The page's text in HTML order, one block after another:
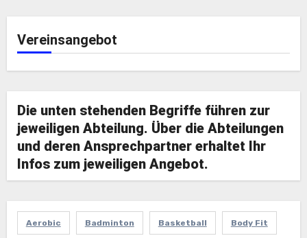
Vereinsangebot
Die unten stehenden Begriffe führen zur
jeweiligen Abteilung. Über die Abteilungen
und deren Ansprechpartner erhaltet Ihr
Infos zum jeweiligen Angebot.
Aerobic Badminton Basketball Body Fit